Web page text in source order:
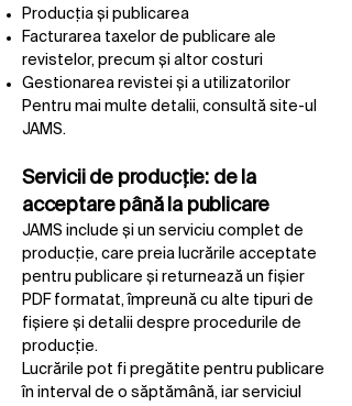
Producția și publicarea
Facturarea taxelor de publicare ale
revistelor, precum și altor costuri
Gestionarea revistei și a utilizatorilor
Pentru mai multe detalii, consultă site-ul
JAMS.
Servicii de producție: de la
acceptare până la publicare
JAMS include și un serviciu complet de
producție, care preia lucrările acceptate
pentru publicare și returnează un fișier
PDF formatat, împreună cu alte tipuri de
fișiere și detalii despre procedurile de
producție.
Lucrările pot fi pregătite pentru publicare
în interval de o săptămână, iar serviciul